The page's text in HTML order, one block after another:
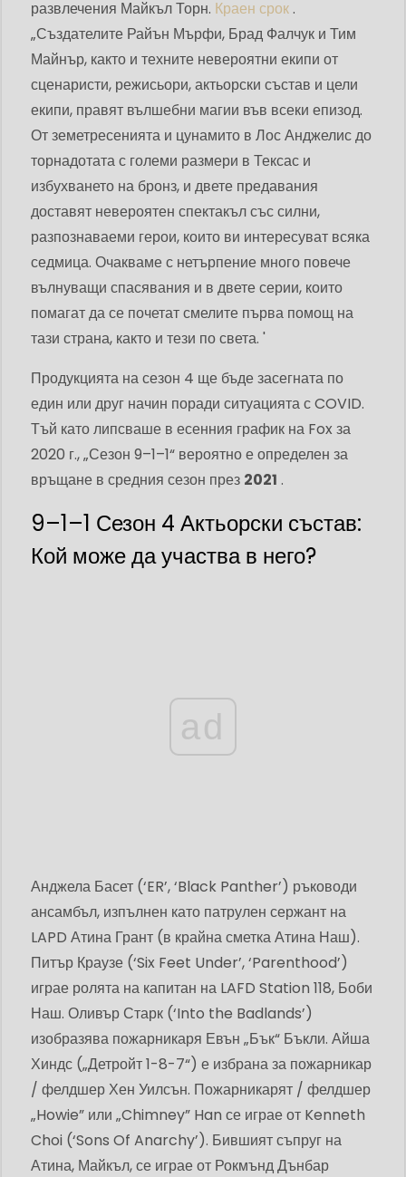
развлечения Майкъл Торн. Краен срок.
„Създателите Райън Мърфи, Брад Фалчук ​​и Тим
Майнър, както и техните невероятни екипи от
сценаристи, режисьори, актьорски състав и цели
екипи, правят вълшебни магии във всеки епизод.
От земетресенията и цунамито в Лос Анджелис до
торнадотата с големи размери в Тексас и
избухването на бронз, и двете предавания
доставят невероятен спектакъл със силни,
разпознаваеми герои, които ви интересуват всяка
седмица. Очакваме с нетърпение много повече
вълнуващи спасявания и в двете серии, които
помагат да се почетат смелите първа помощ на
тази страна, както и тези по света. '
Продукцията на сезон 4 ще бъде засегната по
един или друг начин поради ситуацията с COVID.
Тъй като липсваше в есенния график на Fox за
2020 г., „Сезон 9–1–1“ вероятно е определен за
връщане в средния сезон през 2021 .
9–1–1 Сезон 4 Актьорски състав:
Кой може да участва в него?
ad
Анджела Басет (‘ER’, ‘Black Panther’) ръководи
ансамбъл, изпълнен като патрулен сержант на
LAPD Атина Грант (в крайна сметка Атина Наш).
Питър Краузе (‘Six Feet Under’, ‘Parenthood’)
играе ролята на капитан на LAFD Station 118, Боби
Наш. Оливър Старк (‘Into the Badlands’)
изобразява пожарникаря Евън „Бък“ Бъкли. Айша
Хиндс („Детройт 1-8-7“) е избрана за пожарникар
/ фелдшер Хен Уилсън. Пожарникарят / фелдшер
„Howie” или „Chimney” Han се играе от Kenneth
Choi (‘Sons Of Anarchy’). Бившият съпруг на
Атина, Майкъл, се играе от Рокмънд Дънбар